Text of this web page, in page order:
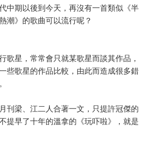
中期以後到今天，再沒有一首類似《半
潮》的歌曲可以流行呢？
星，常常會只就某歌星而談其作品，
些歌星的作品比較，由此而造成很多錯
梁、江二人合著一文，只提許冠傑的
提早了十年的溫拿的《玩吓啦》，就是